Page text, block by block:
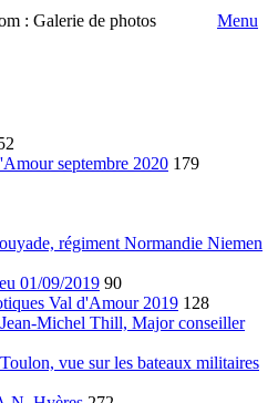
: Galerie de photos
Menu
septembre 2020 179
régiment Normandie Niemen
01/09/2019 90
Val d'Amour 2019 128
Michel Thill, Major conseiller
vue sur les bateaux militaires